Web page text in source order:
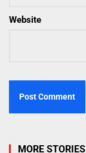
Website
MORE STORIES